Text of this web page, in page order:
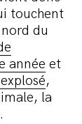
touchent
du
année et
,
la